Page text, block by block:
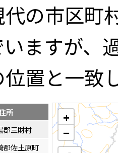
の市区町
ますが、
置と一致
所
郡三財村
郡佐土原町
+
−